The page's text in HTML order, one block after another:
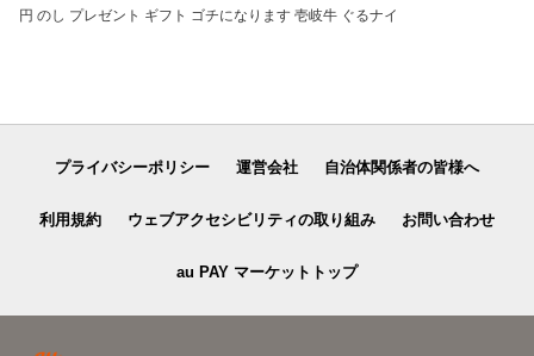
円 のし プレゼント ギフト ゴチになります 壱岐牛 ぐるナイ
プライバシーポリシー 運営会社 自治体関係者の皆様へ
利用規約 ウェブアクセシビリティの取り組み お問い合わせ
au PAY マーケットトップ